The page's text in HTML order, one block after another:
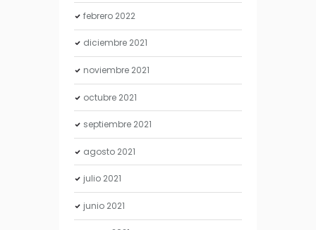
febrero 2022
diciembre 2021
noviembre 2021
octubre 2021
septiembre 2021
agosto 2021
julio 2021
junio 2021